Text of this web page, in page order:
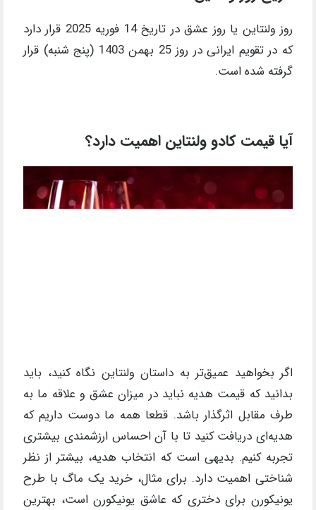
روز ولنتاین یا روز عشق در تاریخ 14 فوریه 2025 قرار دارد
که در تقویم ایرانی در روز 25 بهمن 1403 (پنج شنبه) قرار
گرفته شده است.
آیا قیمت کادو ولنتاین اهمیت دارد؟
اگر بخواهید عمیق‌تر به داستان ولنتاین نگاه کنید، باید
بدانید که قیمت هدیه نباید در میزان عشق و علاقه ما به
طرف مقابل اثرگذار باشد. قطعا همه ما دوست داریم که
هدیه‌ای دریافت کنید تا با آن احساس ارزشمندی بیشتری
تجربه کنیم. بدیهی است که انتخاب هدیه، بیشتر از نظر
شناختی اهمیت دارد. برای مثال، خرید یک ماگ با طرح
یونیکورن برای دختری که عاشق یونیکورن است، بهترین